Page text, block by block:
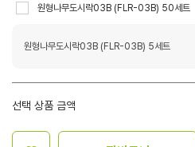
원형나무도시락03B (FLR-03B) 50세트
원형나무도시락03B (FLR-03B) 5세트
선택 상품 금액